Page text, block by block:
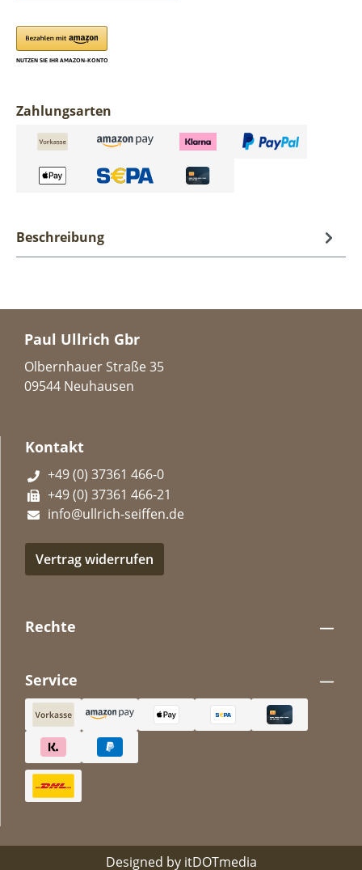
Zahlungsarten
Beschreibung
Paul Ullrich Gbr
Olbernhauer Straße 35
09544 Neuhausen
Kontakt
+49 (0) 37361 466-0
+49 (0) 37361 466-21
info@ullrich-seiffen.de
Vertrag widerrufen
Rechte
Service
Designed by itDOTmedia